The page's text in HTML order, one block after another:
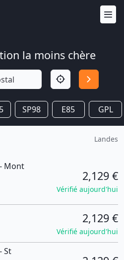
la moins chère
SP98 E85 GPL
Landes
Mont
2,129 €
Vérifié aujourd'hui
2,129 €
Vérifié aujourd'hui
St